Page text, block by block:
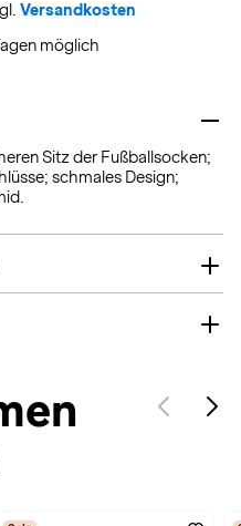
Versandkosten
möglich
Sitz der Fußballsocken;
schmales Design;